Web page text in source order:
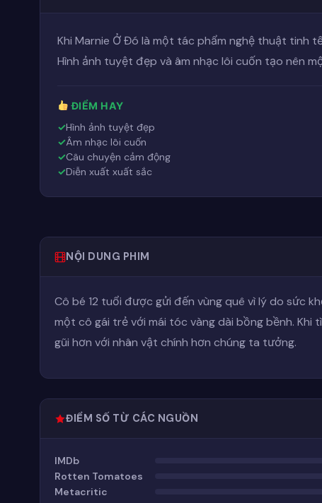
Khi Marnie Ở Đó là một tác phẩm nghệ thuật tinh
Hình ảnh tuyệt đẹp và âm nhạc lôi cuốn tạo nên
ĐIỂM HAY
Hình ảnh tuyệt đẹp
Âm nhạc lôi cuốn
Câu chuyện cảm động
Diễn xuất xuất sắc
NỘI DUNG PHIM
Cô bé 12 tuổi được gửi đến vùng quê vì lý do sức
một cô gái trẻ với mái tóc vàng dài bồng bềnh. Khi
gũi hơn với nhân vật chính hơn chúng ta tưởng.
ĐIỂM SỐ TỪ CÁC NGUỒN
IMDb
Rotten Tomatoes
Metacritic